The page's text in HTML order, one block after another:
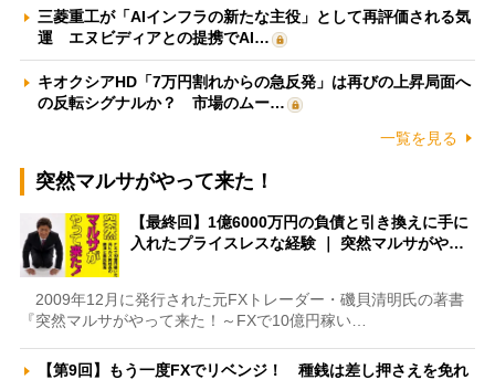
三菱重工が「AIインフラの新たな主役」として再評価される気
運 エヌビディアとの提携でAI…
キオクシアHD「7万円割れからの急反発」は再びの上昇局面へ
の反転シグナルか？ 市場のムー…
一覧を見る
突然マルサがやって来た！
【最終回】1億6000万円の負債と引き換えに手に
入れたプライスレスな経験 ｜ 突然マルサがや…
2009年12月に発行された元FXトレーダー・磯貝清明氏の著書
『突然マルサがやって来た！～FXで10億円稼い…
【第9回】もう一度FXでリベンジ！ 種銭は差し押さえを免れ